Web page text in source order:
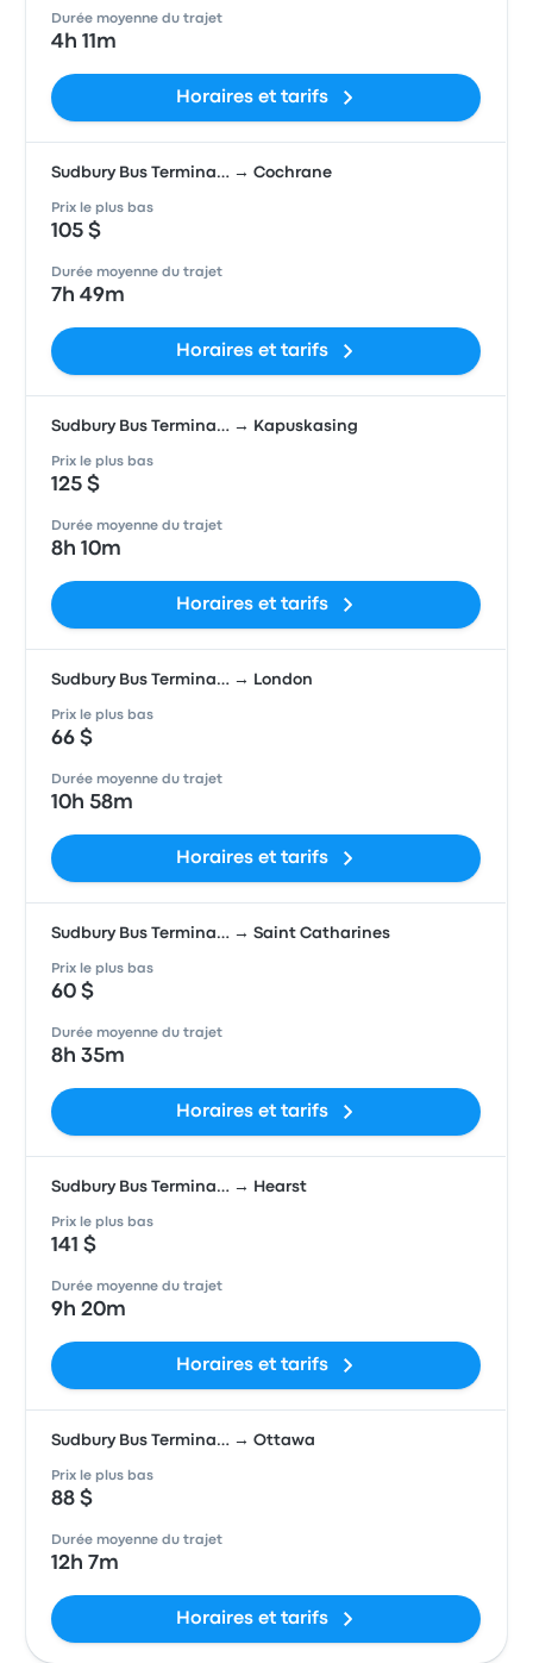
Durée moyenne du trajet
4h 11m
Horaires et tarifs
Sudbury Bus Termina… → Cochrane
Prix le plus bas
105 $
Durée moyenne du trajet
7h 49m
Horaires et tarifs
Sudbury Bus Termina… → Kapuskasing
Prix le plus bas
125 $
Durée moyenne du trajet
8h 10m
Horaires et tarifs
Sudbury Bus Termina… → London
Prix le plus bas
66 $
Durée moyenne du trajet
10h 58m
Horaires et tarifs
Sudbury Bus Termina… → Saint Catharines
Prix le plus bas
60 $
Durée moyenne du trajet
8h 35m
Horaires et tarifs
Sudbury Bus Termina… → Hearst
Prix le plus bas
141 $
Durée moyenne du trajet
9h 20m
Horaires et tarifs
Sudbury Bus Termina… → Ottawa
Prix le plus bas
88 $
Durée moyenne du trajet
12h 7m
Horaires et tarifs